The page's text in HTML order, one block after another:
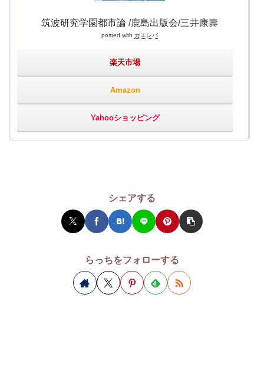
筑波研究学園都市論 /鹿島出版会/三井康壽
posted with カエレバ
楽天市場
Amazon
Yahooショッピング
シェアする
らっちをフォローする